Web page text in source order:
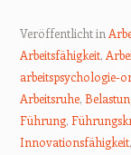
Veröffentlicht in
Arbeitsfähigkeit,
arbeitspsychologie-
Arbeitsruhe,
Führung,
Innovationsfähigkeit,